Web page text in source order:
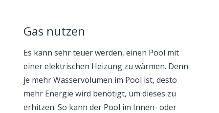
Gas nutzen
Es kann sehr teuer werden, einen Pool mit
einer elektrischen Heizung zu wärmen. Denn
je mehr Wasservolumen im Pool ist, desto
mehr Energie wird benötigt, um dieses zu
erhitzen. So kann der Pool im Innen- oder